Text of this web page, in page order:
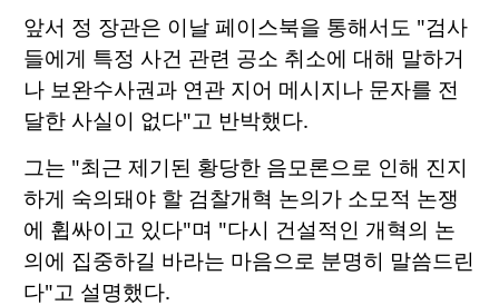
앞서 정 장관은 이날 페이스북을 통해서도 "검사
들에게 특정 사건 관련 공소 취소에 대해 말하거
나 보완수사권과 연관 지어 메시지나 문자를 전
달한 사실이 없다"고 반박했다.
그는 "최근 제기된 황당한 음모론으로 인해 진지
하게 숙의돼야 할 검찰개혁 논의가 소모적 논쟁
에 휩싸이고 있다"며 "다시 건설적인 개혁의 논
의에 집중하길 바라는 마음으로 분명히 말씀드린
다"고 설명했다.